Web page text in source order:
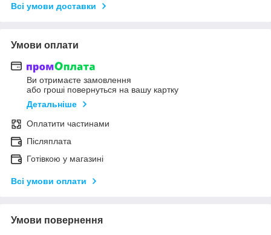
Всі умови доставки
Умови оплати
Ви отримаєте замовлення
або гроші повернуться на вашу картку
Детальніше
Оплатити частинами
Післяплата
Готівкою у магазині
Всі умови оплати
Умови повернення